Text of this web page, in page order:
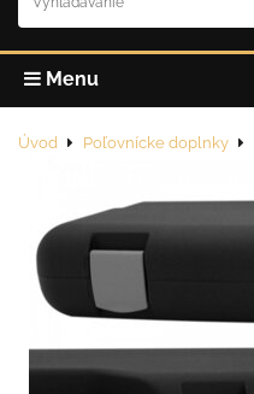
Menu
Úvod Poľovnícke doplnky